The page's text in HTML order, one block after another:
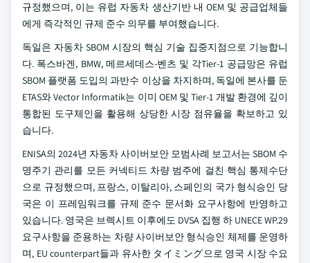
규정했으며, 이는 유럽 자동차 생산기반 내 OEM 및 공급업체들
에게 즉각적인 규제 준수 의무를 부여했습니다.
독일은 자동차 SBOM 시장의 핵심 기술 집중지점으로 기능합니
다. 폭스바겐, BMW, 메르세데스-벤츠 및 각Tier-1 공급망은 유럽
SBOM 플랫폼 도입의 과반수 이상을 차지하며, 독일에 본사를 둔
ETAS와 Vector Informatik는 이미 OEM 및 Tier-1 개발 환경에 깊이
통합된 도구체인을 활용해 상당한 시장 점유율을 확보하고 있
습니다.
ENISA의 2024년 자동차 사이버보안 모범사례 보고서는 SBOM 수
명주기 관리를 모든 커넥티드 차량 범주에 걸친 핵심 통제수단
으로 규정했으며, 프랑스, 이탈리아, 스페인의 국가 형식승인 당
국은 이 프레임워크를 규제 준수 문서화 요구사항에 반영하고
있습니다. 영국은 브렉시트 이후에도 DVSA 집행 하 UNECE WP.29
요구사항을 준용하는 차량 사이버보안 형식승인 체제를 운영하
며, EU counterpart들과 유사한 タイミング으로 영국 시장 수요